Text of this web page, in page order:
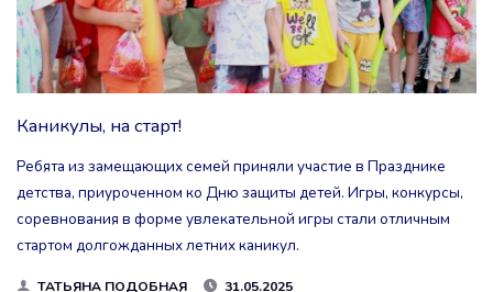
Каникулы, на старт!
Ребята из замещающих семей приняли участие в Празднике
детства, приуроченном ко Дню защиты детей. Игры, конкурсы,
соревнования в форме увлекательной игры стали отличным
стартом долгожданных летних каникул.
ТАТЬЯНА ПОДОБНАЯ 31.05.2025